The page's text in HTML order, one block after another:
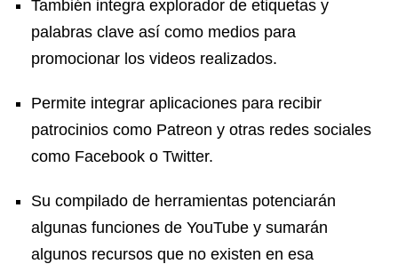
También integra explorador de etiquetas y
palabras clave así como medios para
promocionar los videos realizados.
Permite integrar aplicaciones para recibir
patrocinios como Patreon y otras redes sociales
como Facebook o Twitter.
Su compilado de herramientas potenciarán
algunas funciones de YouTube y sumarán
algunos recursos que no existen en esa